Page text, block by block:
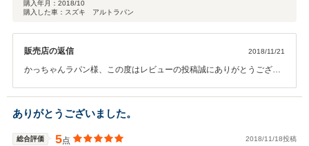
購入年月： 2018/10
購入した車：スズキ アルトラパン
販売店の返信 2018/11/21
かっちゃんラパン様、この度はレビューの投稿誠にありがとうござい
とができ私共もうれしい限りです♪今後ともオイル交換や車検などでぜ
ひ末永くご利用頂ければうれしいです♪ありがとうございました！
ありがとうございました。
総合評価 5点 2018/11/18投稿